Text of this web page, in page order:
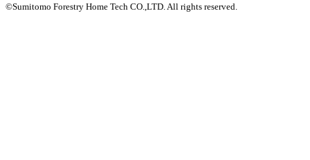
©Sumitomo Forestry Home Tech CO.,LTD. All rights reserved.